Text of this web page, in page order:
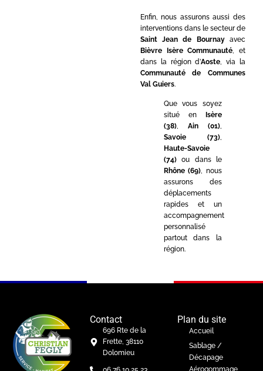
Enfin, nous assurons aussi des
interventions dans le secteur de
Saint Jean de Bournayavec
Bièvre Isère Communauté , et
dans la région d’Aoste , via la
Communauté de Communes
Val Guiers.
Que vous soyez
situé en
Isère
(38), Ain (01),
Savoie (73),
Haute-Savoie
(74)ou dans le
Rhône (69), nous
assurons des
déplacements
rapides et un
accompagnement
personnalisé
partout dans la
région.
Contact
696 Rte de la
Frette, 38110
Dolomieu
Plan du site
Accueil
Sablage /
Décapage